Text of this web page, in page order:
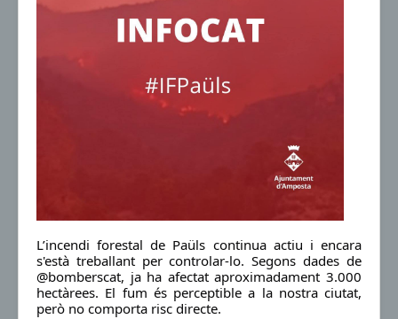
L’incendi forestal de Paüls continua actiu i encara
s'està treballant per controlar-lo. Segons dades de
@bomberscat, ja ha afectat aproximadament 3.000
hectàrees. El fum és perceptible a la nostra ciutat,
però no comporta risc directe.